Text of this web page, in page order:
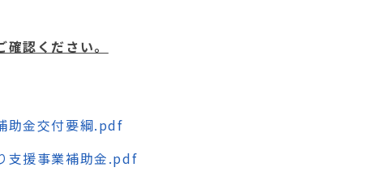
認ください。
助金交付要綱.pdf
支援事業補助金.pdf